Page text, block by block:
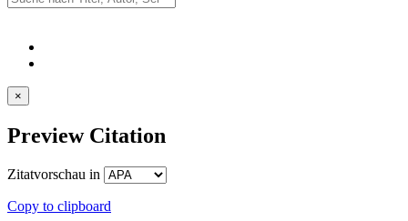
×
Preview Citation
Zitatvorschau in
Copy to clipboard